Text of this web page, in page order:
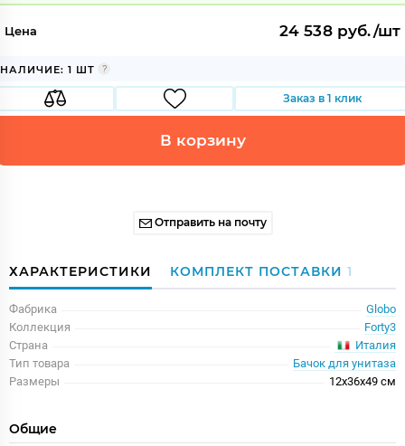
Цена 24 538 руб./шт
НАЛИЧИЕ: 1 ШТ
Заказ в 1 клик
В корзину
Отправить на почту
ХАРАКТЕРИСТИКИ КОМПЛЕКТ ПОСТАВКИ 1
Фабрика
Globo
Коллекция
Forty3
Страна
Италия
Тип товара
Бачок для унитаза
Размеры
12x36x49 см
Общие